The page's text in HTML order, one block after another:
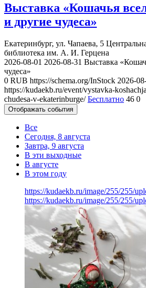
Выставка «Кошачья
и другие чудеса»
Екатеринбург, ул. Чапаева, 5
библиотека им. А. И. Герцена
2026-08-01 2026-08-31 Выставка
чудеса»
0 RUB https://schema.org/InStock 2026-
https://kudaekb.ru/event/vystavka-
chudesa-v-ekaterinburge/ Бесплатно 46 0
Отображать события
Все
Сегодня, 8 августа
Завтра, 9 августа
В эти выходные
В августе
В этом году
https://kudaekb.ru/image/255/255/
https://kudaekb.ru/image/255/255/